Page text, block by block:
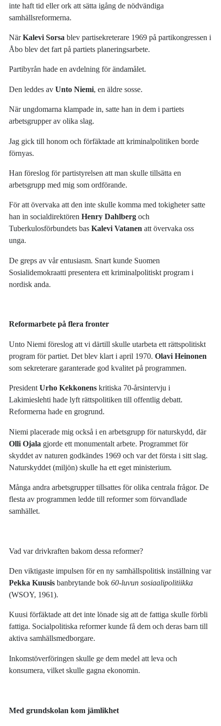
inte haft tid eller ork att sätta igång de nödvändiga
samhällsreformerna.
NärKalevi Sorsa blev partisekreterare 1969 på partikongressen i
Åbo blev det fart på partiets planeringsarbete.
Partibyrån hade en avdelning för ändamålet.
Den leddes avUnto Niemi, en äldre sosse.
När ungdomarna klampade in, satte han in dem i partiets
arbetsgrupper av olika slag.
Jag gick till honom och förfäktade att kriminalpolitiken borde
förnyas.
Han föreslog för partistyrelsen att man skulle tillsätta en
arbetsgrupp med mig som ordförande.
För att övervaka att den inte skulle komma med tokigheter satte
han in socialdirektörenHenry Dahlberg och
Tuberkulosförbundets basKalevi Vatanen att övervaka oss
unga.
De greps av vår entusiasm. Snart kunde Suomen
Sosialidemokraatti presentera ett kriminalpolitiskt program i
nordisk anda.
Reformarbete på flera fronter
Unto Niemi föreslog att vi därtill skulle utarbeta ett rättspolitiskt
program för partiet. Det blev klart i april 1970.Olavi Heinonen
som sekreterare garanterade god kvalitet på programmen.
PresidentUrho Kekkonens kritiska 70-årsintervju i
Lakimieslehti hade lyft rättspolitiken till offentlig debatt.
Reformerna hade en grogrund.
Niemi placerade mig också i en arbetsgrupp för naturskydd, där
Olli Ojala gjorde ett monumentalt arbete. Programmet för
skyddet av naturen godkändes 1969 och var det första i sitt slag.
Naturskyddet (miljön) skulle ha ett eget ministerium.
Många andra arbetsgrupper tillsattes för olika centrala frågor. De
flesta av programmen ledde till reformer som förvandlade
samhället.
Vad var drivkraften bakom dessa reformer?
Den viktigaste impulsen för en ny samhällspolitisk inställning var
Pekka Kuusis banbrytande bok 60-luvun sosiaalipolitiikka
(WSOY, 1961).
Kuusi förfäktade att det inte lönade sig att de fattiga skulle förbli
fattiga. Socialpolitiska reformer kunde få dem och deras barn till
aktiva samhällsmedborgare.
Inkomstöverföringen skulle ge dem medel att leva och
konsumera, vilket skulle gagna ekonomin.
Med grundskolan kom jämlikhet